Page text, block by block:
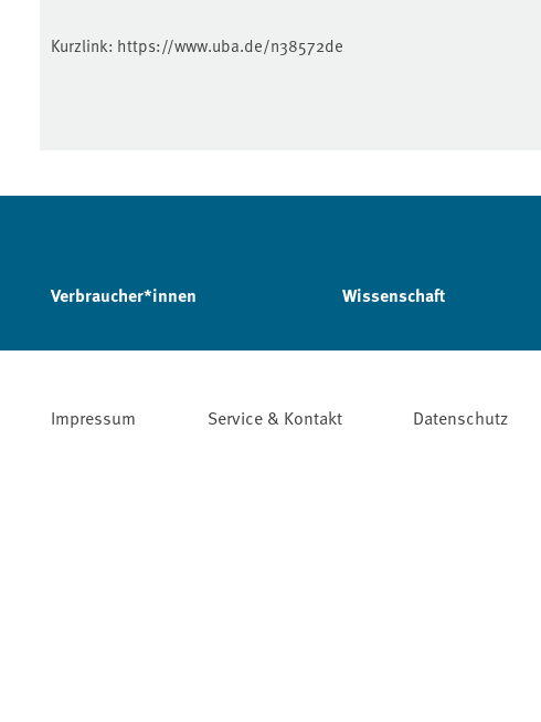
Kurzlink: https://www.uba.de/n38572de
Verbraucher*innen Wissenschaft
Impressum Service & Kontakt Datenschutz